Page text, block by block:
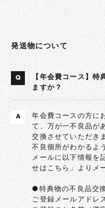
発送物について
Q
【年会費コース】特
ますか？
A
年会費コースの方に
て、万が一不良品が
交換させていただき
不良個所がわかるよ
メールに以下情報を
せはこちら」よりメ
●特典物の不良品交
ご登録メールアドレ